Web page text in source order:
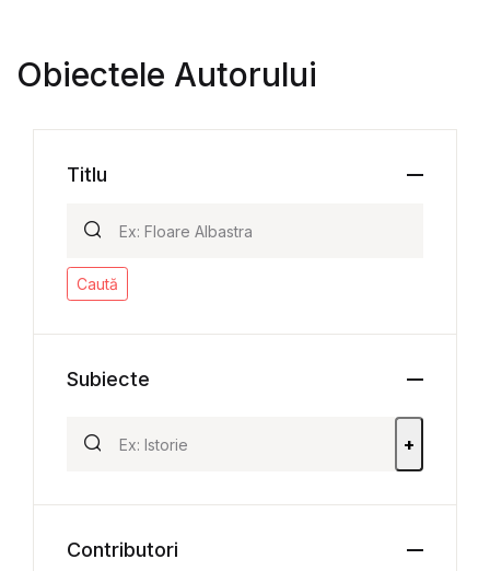
Obiectele Autorului
Titlu
Caută
Subiecte
+
Contributori